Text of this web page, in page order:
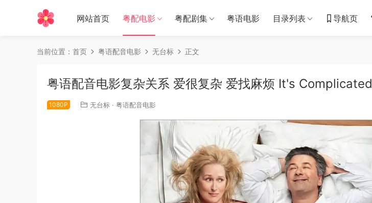
网站首页 粤配电影 粤配剧集 粤语电影 目录列表 导航页
当前位置： 首页 粤语配音电影 无台标 正文
粤语配音电影复杂关系 爱很复杂 爱找麻烦 It's Complicated
1080P 无台标 · 粤语配音电影